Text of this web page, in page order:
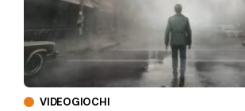
VIDEOGIOCHI